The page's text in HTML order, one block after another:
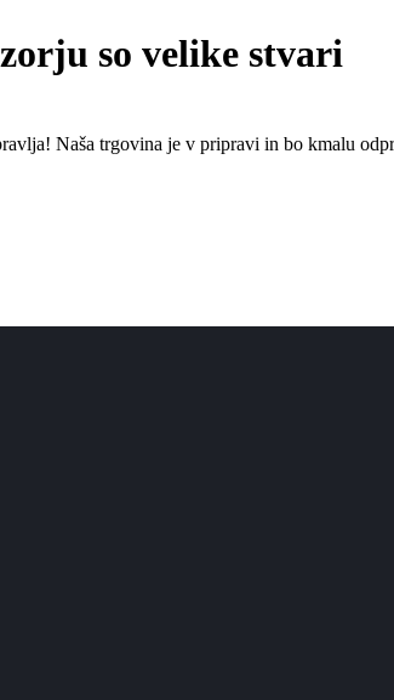
so velike stvari
Naša trgovina je v pripravi in ​​bo kmalu